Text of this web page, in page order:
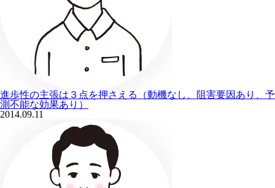
進歩性の主張は３点を押さえる（動機なし、阻害要因あり、予
測不能な効果あり）
2014.09.11